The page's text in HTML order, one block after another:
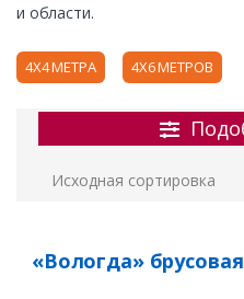
и области.
4Х4 МЕТРА 4Х6 МЕТРОВ
«Вологда»